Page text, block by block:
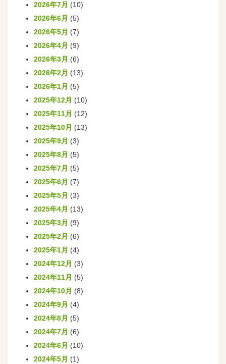
2026年7月 (10)
2026年6月 (5)
2026年5月 (7)
2026年4月 (9)
2026年3月 (6)
2026年2月 (13)
2026年1月 (5)
2025年12月 (10)
2025年11月 (12)
2025年10月 (13)
2025年9月 (3)
2025年8月 (5)
2025年7月 (5)
2025年6月 (7)
2025年5月 (3)
2025年4月 (13)
2025年3月 (9)
2025年2月 (6)
2025年1月 (4)
2024年12月 (3)
2024年11月 (5)
2024年10月 (8)
2024年9月 (4)
2024年8月 (5)
2024年7月 (6)
2024年6月 (10)
2024年5月 (1)